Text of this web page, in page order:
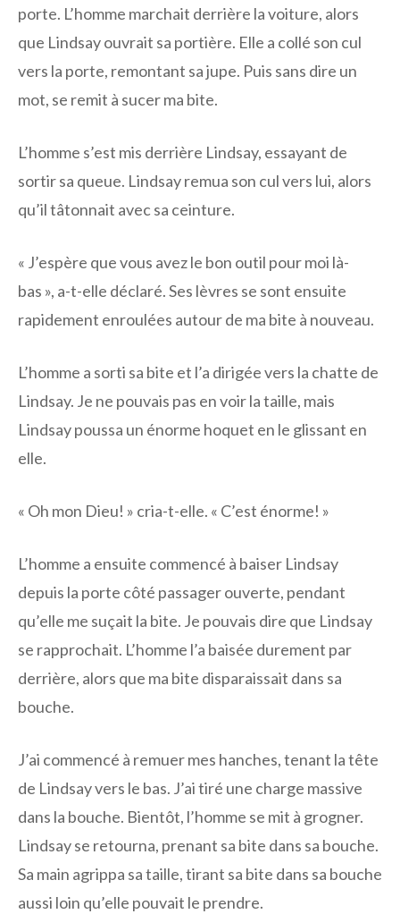
porte. L’homme marchait derrière la voiture, alors
que Lindsay ouvrait sa portière. Elle a collé son cul
vers la porte, remontant sa jupe. Puis sans dire un
mot, se remit à sucer ma bite.
L’homme s’est mis derrière Lindsay, essayant de
sortir sa queue. Lindsay remua son cul vers lui, alors
qu’il tâtonnait avec sa ceinture.
« J’espère que vous avez le bon outil pour moi là-
bas », a-t-elle déclaré. Ses lèvres se sont ensuite
rapidement enroulées autour de ma bite à nouveau.
L’homme a sorti sa bite et l’a dirigée vers la chatte de
Lindsay. Je ne pouvais pas en voir la taille, mais
Lindsay poussa un énorme hoquet en le glissant en
elle.
« Oh mon Dieu! » cria-t-elle. « C’est énorme! »
L’homme a ensuite commencé à baiser Lindsay
depuis la porte côté passager ouverte, pendant
qu’elle me suçait la bite. Je pouvais dire que Lindsay
se rapprochait. L’homme l’a baisée durement par
derrière, alors que ma bite disparaissait dans sa
bouche.
J’ai commencé à remuer mes hanches, tenant la tête
de Lindsay vers le bas. J’ai tiré une charge massive
dans la bouche. Bientôt, l’homme se mit à grogner.
Lindsay se retourna, prenant sa bite dans sa bouche.
Sa main agrippa sa taille, tirant sa bite dans sa bouche
aussi loin qu’elle pouvait le prendre.